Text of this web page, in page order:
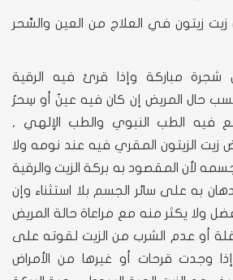
زيتون في العلاج من العين والسِّحر
شجرة مباركة وإذا قرئ فيه الرقية
حال المريض إن كان فيه عينٌ أو سِحرٌ
فيه الطب النبوي والطب الإلهي ,
زيت الزيتون المقري فيه عند نومه ولا
لأن المقصود به بركة الزيت والرقية
به على سائر الجسم بلا استثناء وإن
ولا يكثر منه مع مراعاة حالة المريض
أو عدم الشرب من الزيت لقوته على
إذا وجدت قرحات أو غيرها من الأمراض